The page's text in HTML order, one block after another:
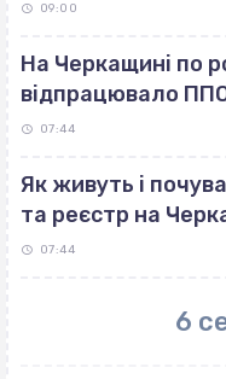
09:00
На Черкащині по
відпрацювало
07:44
Як живуть і
та реєстр на
07:44
6